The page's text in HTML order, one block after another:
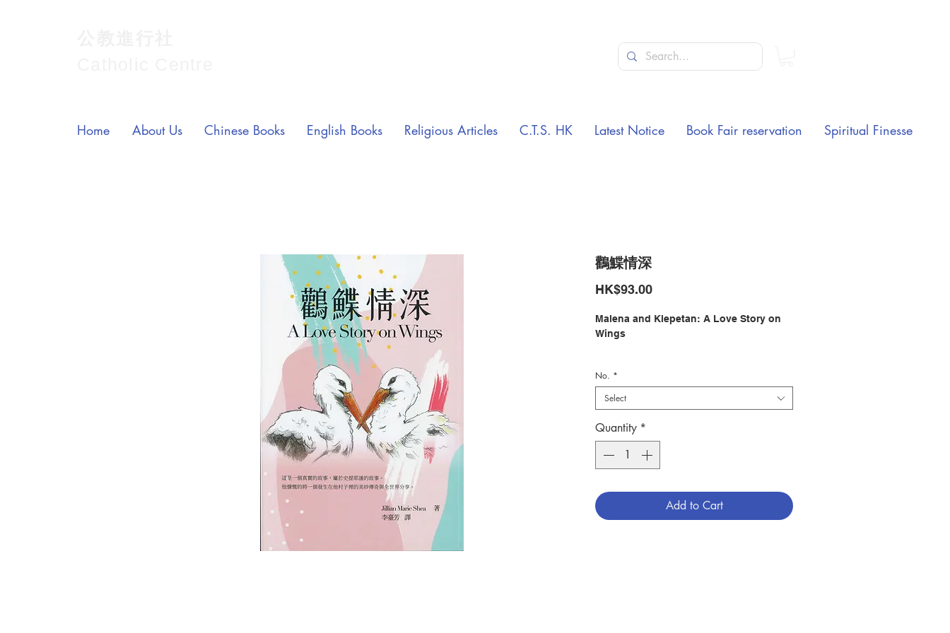
鸛鰈情深
HK$93.00Price
Malena and Klepetan: A Love Story on
Wings
★ 一對鸛鳥為愛每年遠渡重洋13,000公里，
20年來始終如一的愛情故事！
★ 經全世界各大媒體傳頌，感動萬人，BBC
電台更為此故事製作專訪節目！
這是一個真實的故事，屬於史提耶潘和兩隻鸛
鳥的故事。他慷慨的將一個發生在他村子裡的
史提耶潘和瑪蓮娜之間，存在著獨特的人與動
No. *
Select
Quantity *
Add to Cart
Home About Us Chinese Books English Books Religious Articles C.T.S. HK Latest Notice Book Fair reservation Spiritual Finesse